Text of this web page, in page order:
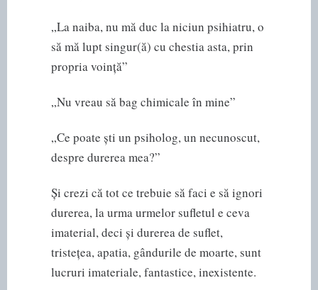
„La naiba, nu mă duc la niciun psihiatru, o
să mă lupt singur(ă) cu chestia asta, prin
propria voință”
„Nu vreau să bag chimicale în mine”
„Ce poate ști un psiholog, un necunoscut,
despre durerea mea?”
Și crezi că tot ce trebuie să faci e să ignori
durerea, la urma urmelor sufletul e ceva
imaterial, deci și durerea de suflet,
tristețea, apatia, gândurile de moarte, sunt
lucruri imateriale, fantastice, inexistente.